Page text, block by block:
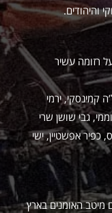
והיהודים.
רזומה עשיר
קמינסקי, ירמי
גבי שושן שרי
כפיר אפשטיין, ישי
מיטב האומנים בארץ